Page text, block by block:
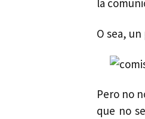
la
O sea,
Pero no
que no